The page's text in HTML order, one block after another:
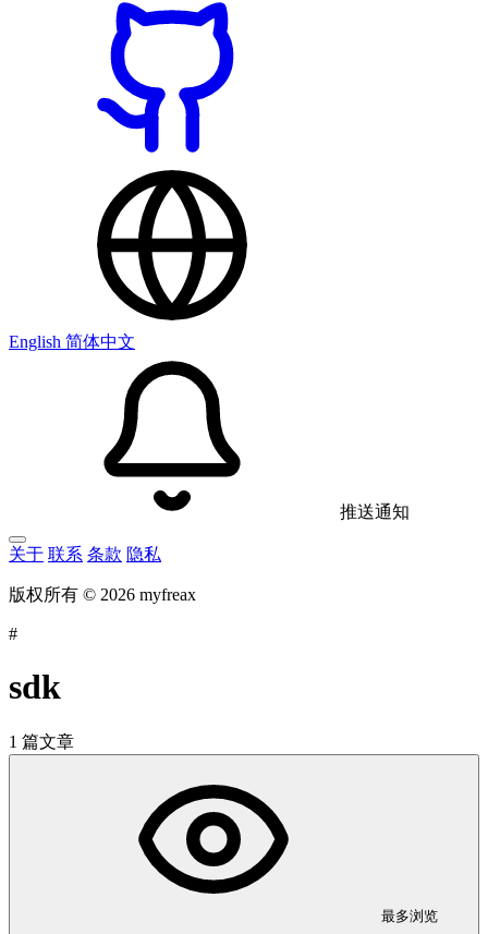
English 简体中文
推送通知
关于 联系 条款 隐私
版权所有 © 2026 myfreax
#
sdk
1 篇文章
最多浏览